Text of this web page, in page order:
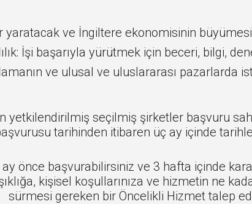
yaratacak ve İngiltere ekonomisinin
İşi başarıyla yürütmek için beceri, bilgi,
ve ulusal ve uluslararası pazarlarda
yetkilendirilmiş seçilmiş şirketler başvuru
tarihinden itibaren üç ay içinde
önce başvurabilirsiniz ve 3 hafta içinde
kişisel koşullarınıza ve hizmetin ne
sürmesi gereken bir Öncelikli Hizmet talep